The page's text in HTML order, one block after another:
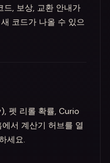
, 보상, 교환 안내가
코드가 나올 수 있으
펫 리롤 확률, Curio
서 계산기 허브를 열
세요.